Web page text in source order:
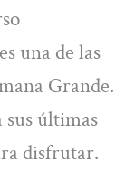
una de las
Grande.
sus últimas
disfrutar.